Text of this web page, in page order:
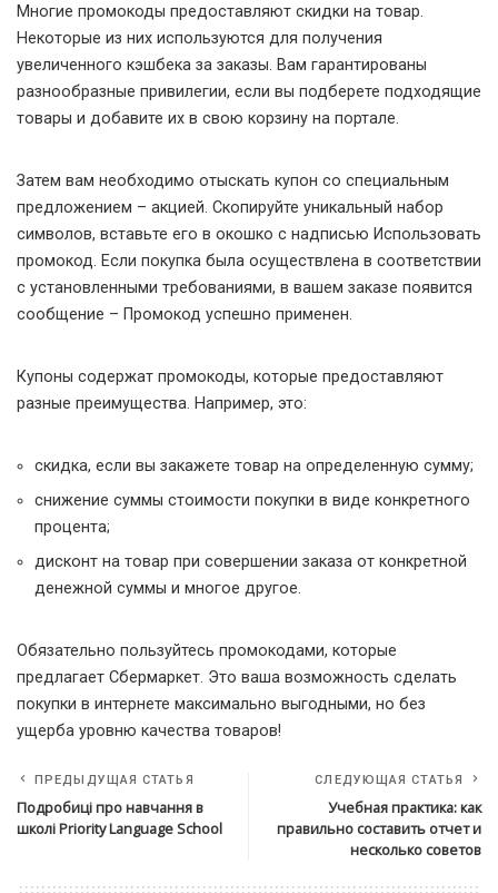
Многие промокоды предоставляют скидки на товар.
Некоторые из них используются для получения
увеличенного кэшбека за заказы. Вам гарантированы
разнообразные привилегии, если вы подберете подходящие
товары и добавите их в свою корзину на портале.
Затем вам необходимо отыскать купон со специальным
предложением – акцией. Скопируйте уникальный набор
символов, вставьте его в окошко с надписью Использовать
промокод. Если покупка была осуществлена в соответствии
с установленными требованиями, в вашем заказе появится
сообщение – Промокод успешно применен.
Купоны содержат промокоды, которые предоставляют
разные преимущества. Например, это:
скидка, если вы закажете товар на определенную сумму;
снижение суммы стоимости покупки в виде конкретного
процента;
дисконт на товар при совершении заказа от конкретной
денежной суммы и многое другое.
Обязательно пользуйтесь промокодами, которые
предлагает Сбермаркет. Это ваша возможность сделать
покупки в интернете максимально выгодными, но без
ущерба уровню качества товаров!
ПРЕДЫДУЩАЯ СТАТЬЯ
Подробиці про навчання в
школі Priority Language School
СЛЕДУЮЩАЯ СТАТЬЯ
Учебная практика: как
правильно составить отчет и
несколько советов